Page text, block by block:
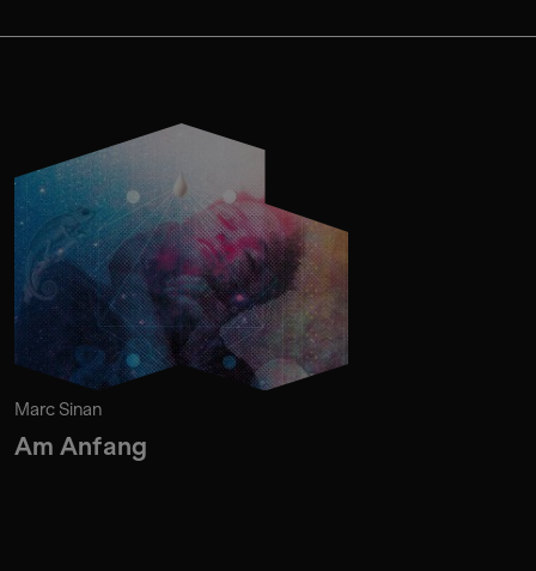
Marc Sinan
Am Anfang